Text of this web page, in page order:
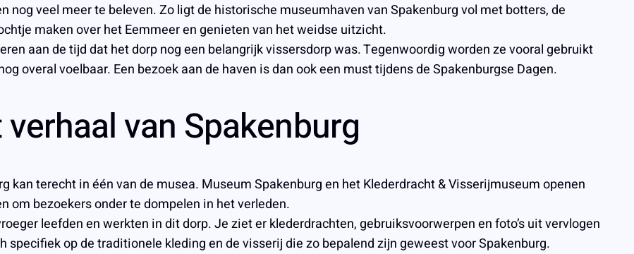
nog veel meer te beleven. Zo ligt de historische museumhaven van Spakenburg vol met botters, de
maken over het Eemmeer en genieten van het weidse uitzicht.
aan de tijd dat het dorp nog een belangrijk vissersdorp was. Tegenwoordig worden ze vooral gebruikt
overal voelbaar. Een bezoek aan de haven is dan ook een must tijdens de Spakenburgse Dagen.
van Spakenburg
kan terecht in één van de musea. Museum Spakenburg en het Klederdracht & Visserijmuseum openen
om bezoekers onder te dompelen in het verleden.
leefden en werkten in dit dorp. Je ziet er klederdrachten, gebruiksvoorwerpen en foto’s uit vervlogen
op de traditionele kleding en de visserij die zo bepalend zijn geweest voor Spakenburg.